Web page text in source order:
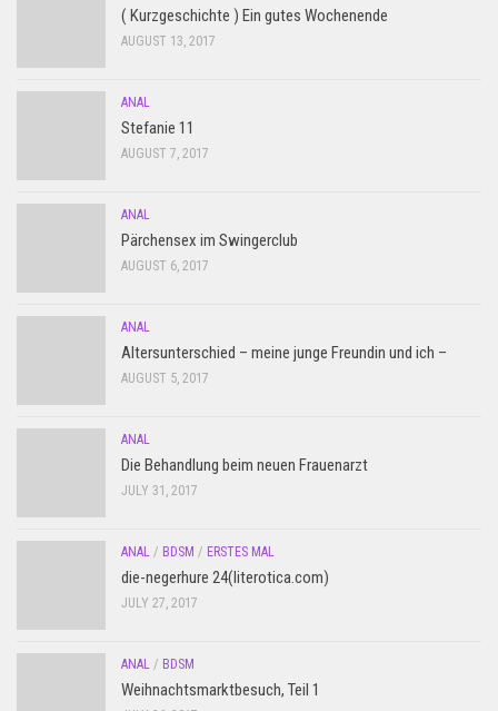
( Kurzgeschichte ) Ein gutes Wochenende
AUGUST 13, 2017
ANAL
Stefanie 11
AUGUST 7, 2017
ANAL
Pärchensex im Swingerclub
AUGUST 6, 2017
ANAL
Altersunterschied – meine junge Freundin und ich –
AUGUST 5, 2017
ANAL
Die Behandlung beim neuen Frauenarzt
JULY 31, 2017
ANAL / BDSM / ERSTES MAL
die-negerhure 24(literotica.com)
JULY 27, 2017
ANAL / BDSM
Weihnachtsmarktbesuch, Teil 1